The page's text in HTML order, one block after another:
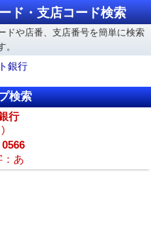
ド・支店コード検索
ドや店番、支店番号を簡単に検索
。
銀行
検索
行
0566
：あ